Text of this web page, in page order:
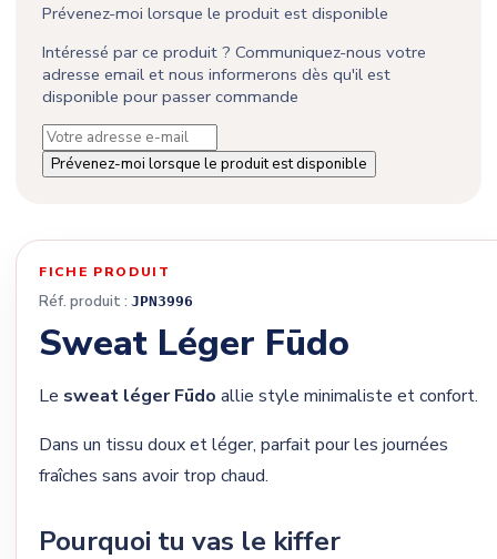
Prévenez-moi lorsque le produit est disponible
Intéressé par ce produit ? Communiquez-nous votre
adresse email et nous informerons dès qu'il est
disponible pour passer commande
Prévenez-moi lorsque le produit est disponible
FICHE PRODUIT
Réf. produit : JPN3996
Sweat Léger Fūdo
Le sweat léger Fūdo allie style minimaliste et confort.
Dans un tissu doux et léger, parfait pour les journées
fraîches sans avoir trop chaud.
Pourquoi tu vas le kiffer